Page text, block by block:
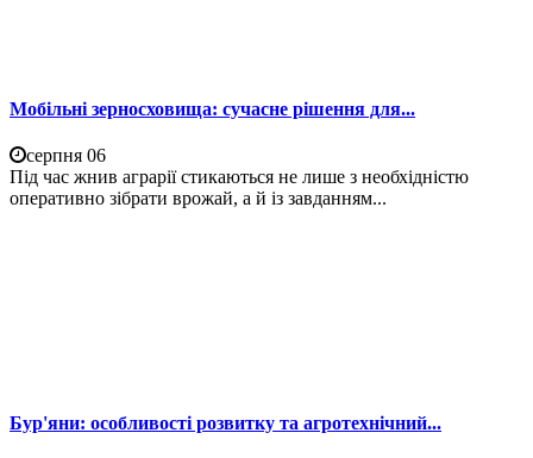
Мобільні зерносховища: сучасне рішення для...
серпня 06
Під час жнив аграрії стикаються не лише з необхідністю
оперативно зібрати врожай, а й із завданням...
Бур'яни: особливості розвитку та агротехнічний...